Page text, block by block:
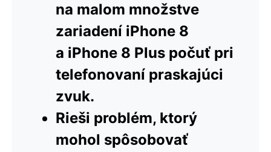
na malom množstve
zariadení iPhone 8
a iPhone 8 Plus počuť pri
telefonovaní praskajúci
zvuk.
Rieši problém, ktorý
mohol spôsobovať